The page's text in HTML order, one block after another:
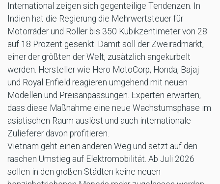
International zeigen sich gegenteilige Tendenzen. In
Indien hat die Regierung die Mehrwertsteuer für
Motorräder und Roller bis 350 Kubikzentimeter von 28
auf 18 Prozent gesenkt. Damit soll der Zweiradmarkt,
einer der größten der Welt, zusätzlich angekurbelt
werden. Hersteller wie Hero MotoCorp, Honda, Bajaj
und Royal Enfield reagieren umgehend mit neuen
Modellen und Preisanpassungen. Experten erwarten,
dass diese Maßnahme eine neue Wachstumsphase im
asiatischen Raum auslöst und auch internationale
Zulieferer davon profitieren.
Vietnam geht einen anderen Weg und setzt auf den
raschen Umstieg auf Elektromobilität. Ab Juli 2026
sollen in den großen Städten keine neuen